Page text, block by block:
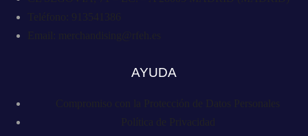
AYUDA